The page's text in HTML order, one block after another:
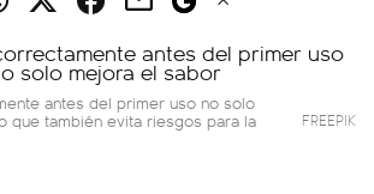
antes del primer uso no solo
que también evita riesgos para la FREEPIK